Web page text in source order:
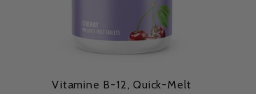
Vitamine B-12, Quick-Melt